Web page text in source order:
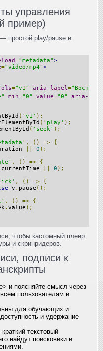
управления
пример)
простой play/pause и
="metadata">
="video/mp4">
="v1" aria-label=
min="0" value="0"
aria-
( 'v1' );
( 'play' );
( 'seek' );
, () =>
{
0 );
, () =>
{
currentTime 0 );
, () =>
{
v . pause ();
, () =>
{
. value );
чтобы кастомный плеер
и скринридеров.
подписи к
и поясняйте смысл через
пользователям и
для обучающих и
и удержание
текстовый
найдут поисковики и